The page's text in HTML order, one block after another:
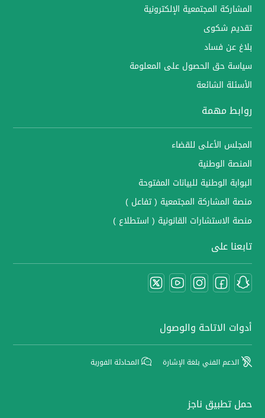
المشاركة المجتمعية الإلكترونية
تقديم شكوى
بلاغ عن فساد
سياسة حق الحصول على المعلومة
الأسئلة الشائعة
روابط مهمة
المجلس الأعلى للقضاء
المنصة الوطنية
البوابة الوطنية للبيانات المفتوحة
منصة المشاركة المجتمعية ( تفاعل )
منصة الاستشارات القانونية ( استطلاع )
تابعنا على
أدوات الاتاحة والوصول
الدعم الفني بلغة الإشارة المحادثة الفورية
حمل تطبيق ناجز